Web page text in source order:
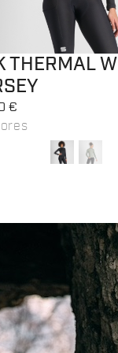
THERMAL W
€